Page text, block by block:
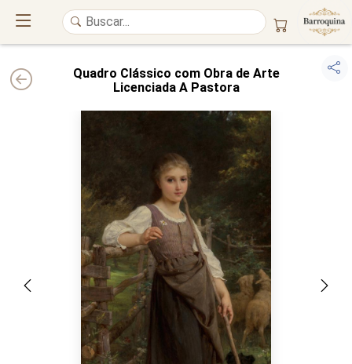
UM ATELIÊ 100% FINE ART
Trazemos a imponência dasmaiores obras de arte do mundo
alto padrão da sua casa. Nosso acervo reúne a genialidade de
pintores renomados , resgatandoartes reaise o requinte inconfundível
século XIX . Produção artesanal emCanvas 100% Algodão
Madeira Maciça e impressão comPigmentação Mineral
QUALIDADE DE MUSEU GARANTIA ETERNA
Quadro Clássico com Obra de Arte
Licenciada A Pastora